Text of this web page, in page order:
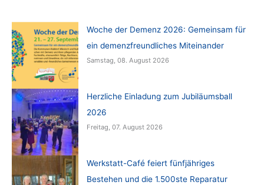
Woche der Demenz 2026: Gemeinsam für
ein demenzfreundliches Miteinander
Samstag, 08. August 2026
Herzliche Einladung zum Jubiläumsball
2026
Freitag, 07. August 2026
Werkstatt-Café feiert fünfjähriges
Bestehen und die 1.500ste Reparatur